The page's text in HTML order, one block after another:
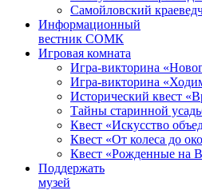
Самойловский
Информационный
вестник СОМК
Игровая комната
Игра-викторина
Игра-викторина
Исторический квест
Тайны старинной
Квест «Искусство
Квест «От колеса до
Квест «Рожденные на
Поддержать
музей